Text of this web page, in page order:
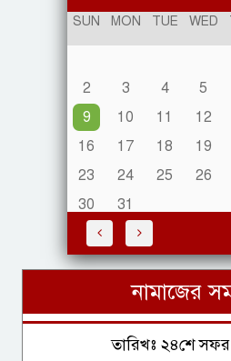
পরিবর্তন
আড়াই
৯
SUN MON TUE WED
2
3 4 5
9
10 11 12
16
17 18 19
23
24 25 26
30
31
নামাজের
তারিখঃ ২৪শে